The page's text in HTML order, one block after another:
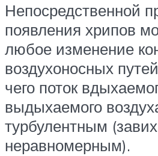
Непосредственной
появления хрипов
любое изменение
воздухоносных
чего поток
выдыхаемого
турбулентным
неравномерным).